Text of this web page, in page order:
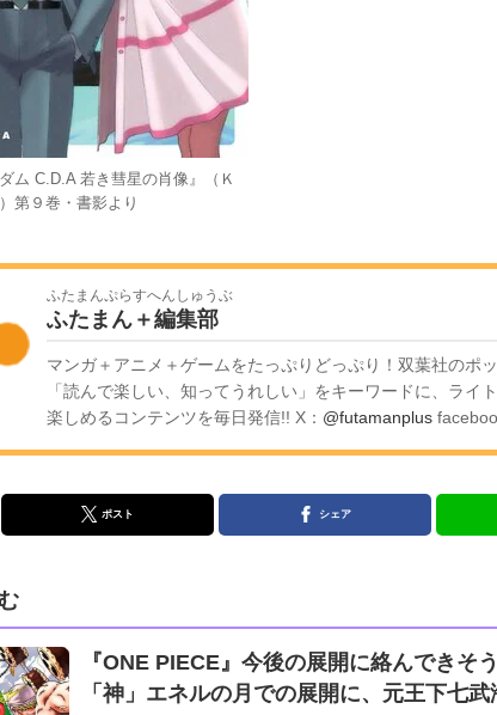
ム C.D.A 若き彗星の肖像』（Ｋ
第９巻・書影より
ふたまんぷらすへんしゅうぶ
ふたまん＋編集部
マンガ＋アニメ＋ゲームをたっぷりどっぷり！双葉社のポ
「読んで楽しい、知ってうれしい」をキーワードに、ライ
楽しめるコンテンツを毎日発信!! X： @futamanplus
ポスト シェア
『ONE PIECE』今後の展開に絡んできそ
「神」エネルの月での展開に、元王下七